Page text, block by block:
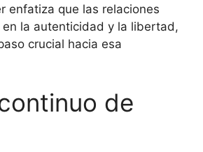
enfatiza que las relaciones
en la autenticidad y la libertad,
crucial hacia esa
de